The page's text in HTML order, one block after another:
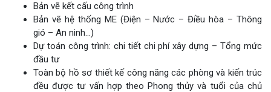
Bản vẽ kết cấu công trình
Bản vẽ hệ thống ME (Điện – Nước – Điều hòa – Thông
gió – An ninh…)
Dự toán công trình: chi tiết chi phí xây dựng – Tổng mức
đầu tư
Toàn bộ hồ sơ thiết kế công năng các phòng và kiến trúc
đều được tư vấn hợp theo Phong thủy và tuổi của chủ